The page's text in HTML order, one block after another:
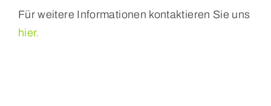
Für weitere Informationen kontaktieren Sie uns
hier.